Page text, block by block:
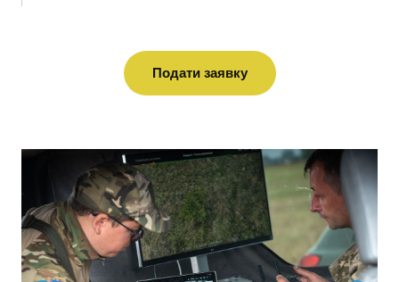
Подати заявку